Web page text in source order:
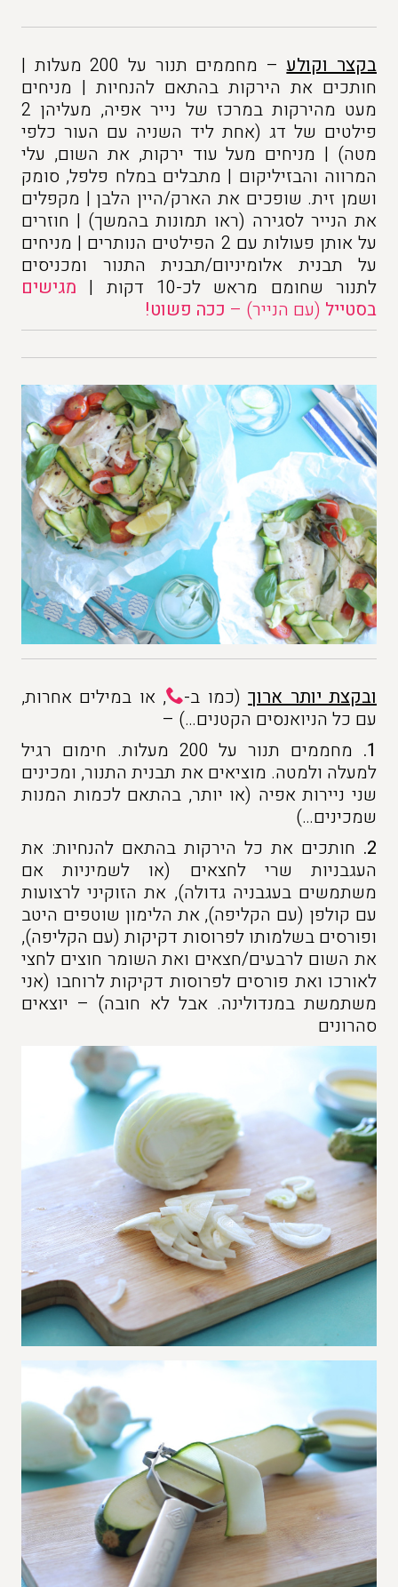
בקצר וקולע
– מחממים תנור על 200 מעלות |
חותכים את הירקות בהתאם להנחיות | מניחים
מעט מהירקות במרכז של נייר אפיה, מעליהן 2
פילטים של דג (אחת ליד השניה עם העור כלפי
מטה) | מניחים מעל עוד ירקות, את השום, עלי
המרווה והבזיליקום | מתבלים במלח פלפל, סומק
ושמן זית. שופכים את הארק/היין הלבן | מקפלים
את הנייר לסגירה (ראו תמונות בהמשך) | חוזרים
על אותן פעולות עם 2 הפילטים הנותרים | מניחים
על תבנית אלומיניום/תבנית התנור ומכניסים
לתנור שחומם מראש לכ-10 דקות |
מגישים
בסטייל (עם הנייר) – ככה פשוט!
ובקצת יותר ארוך(כמו ב-
, או במילים אחרות,
עם כל הניואנסים הקטנים…) –
1.
מחממים תנור על 200 מעלות. חימום רגיל
למעלה ולמטה. מוציאים את תבנית התנור, ומכינים
שני ניירות אפיה (או יותר, בהתאם לכמות המנות
שמכינים…)
2. חותכים את כל הירקות בהתאם להנחיות: את
העגבניות שרי לחצאים (או לשמיניות אם
משתמשים בעגבניה גדולה), את הזוקיני לרצועות
עם קולפן (עם הקליפה), את הלימון שוטפים היטב
ופורסים בשלמותו לפרוסות דקיקות (עם הקליפה),
את השום לרבעים/חצאים ואת השומר חוצים לחצי
לאורכו ואת פורסים לפרוסות דקיקות לרוחבו (אני
משתמשת במנדולינה. אבל לא חובה) – יוצאים
סהרונים